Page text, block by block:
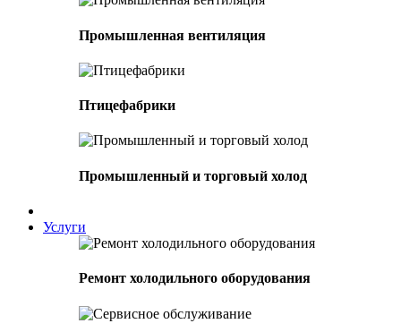
Промышленная вентиляция
Птицефабрики
Промышленный и торговый холод
Услуги
Ремонт холодильного оборудования